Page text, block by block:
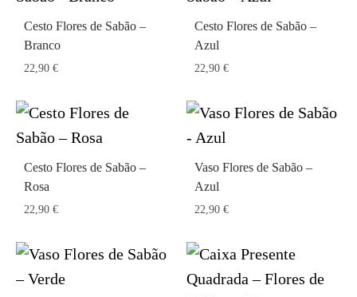
Cesto Flores de Sabão –
Branco
22,90 €
Cesto Flores de Sabão –
Azul
22,90 €
Cesto Flores de Sabão –
Rosa
22,90 €
Vaso Flores de Sabão –
Azul
22,90 €